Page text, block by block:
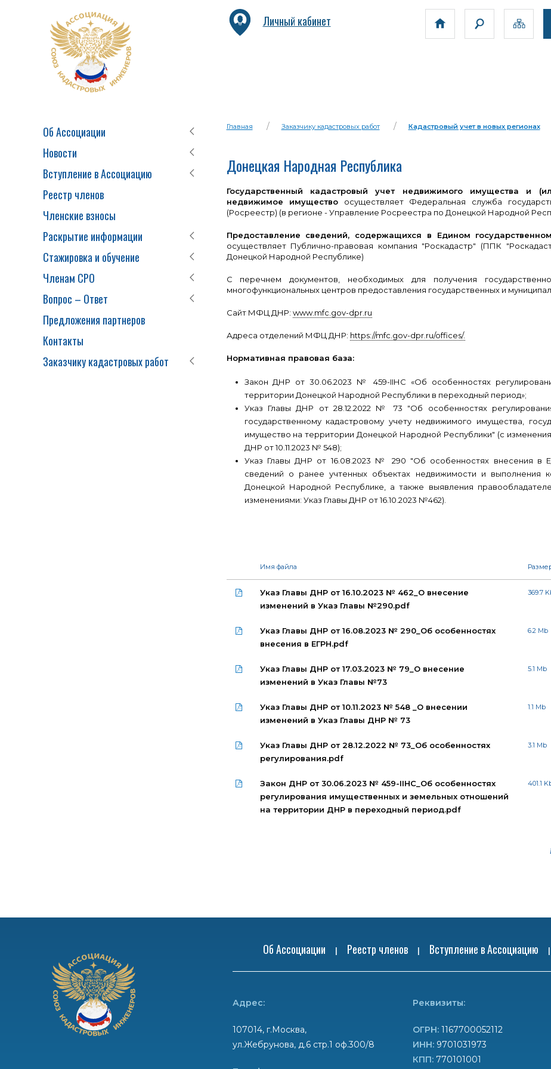
Об Ассоциации
Новости
Вступление в Ассоциацию
Реестр членов
Членские взносы
Раскрытие информации
Стажировка и обучение
Членам СРО
Вопрос – Ответ
Предложения партнеров
Контакты
Заказчику кадастровых работ
Личный кабинет
Главная Заказчику кадастровых работ Кадастровый учет в новых регионах
Донецкая Народная Республика
Государственный кадастровый учет недвижимого имущества и
недвижимое имущество осуществляет Федеральная служба
(Росреестр) (в регионе - Управление Росреестра по Донецкой Народной
Предоставление сведений, содержащихся в Едином
осуществляет Публично-правовая компания "Роскадастр" (ППК
Донецкой Народной Республике)
С перечнем документов, необходимых для получения
многофункциональных центров предоставления государственных и
Сайт МФЦ ДНР: www.mfc.gov-dpr.ru
Адреса отделений МФЦ ДНР: https://mfc.gov-dpr.ru/offices/.
Нормативная правовая база:
Закон ДНР от 30.06.2023 № 459-IIНС «Об особенностях
территории Донецкой Народной Республики в переходный период»;
Указ Главы ДНР от 28.12.2022 № 73 "Об особенностях
государственному кадастровому учету недвижимого имущества,
имущество на территории Донецкой Народной Республики" (с
ДНР от 10.11.2023 № 548);
Указ Главы ДНР от 16.08.2023 № 290 "Об особенностях внесения в
сведений о ранее учтенных объектах недвижимости и выполнения
Донецкой Народной Республике, а также выявления
изменениями: Указ Главы ДНР от 16.10.2023 №462).
Имя файла
Указ Главы ДНР от 16.10.2023 № 462_О внесение
изменений в Указ Главы №290.pdf
369.7
Указ Главы ДНР от 16.08.2023 № 290_Об особенностях
внесения в ЕГРН.pdf
6.2 Mb
Указ Главы ДНР от 17.03.2023 № 79_О внесение
изменений в Указ Главы №73
5.1 Mb
Указ Главы ДНР от 10.11.2023 № 548 _О внесении
изменений в Указ Главы ДНР № 73
1.1 Mb
Указ Главы ДНР от 28.12.2022 № 73_Об особенностях
регулирования.pdf
3.1 Mb
Закон ДНР от 30.06.2023 № 459-IIНС_Об особенностях
регулирования имущественных и земельных отношений
на территории ДНР в переходный период.pdf
401.1
Об Ассоциации | Реестр членов | Вступление в Ассоциацию |
Адрес:
107014, г.Москва,
ул.Жебрунова, д.6 стр.1 оф.300/8
Реквизиты:
ОГРН: 1167700052112
ИНН: 9701031973
КПП:770101001